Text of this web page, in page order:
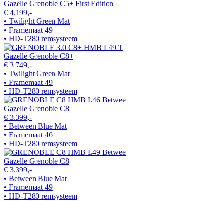
Gazelle Grenoble C5+ First Edition
€ 4.199,-
• Twilight Green Mat
• Framemaat 49
• HD-T280 remsysteem
Gazelle Grenoble C8+
€ 3.749,-
• Twilight Green Mat
• Framemaat 49
• HD-T280 remsysteem
Gazelle Grenoble C8
€ 3.399,-
• Between Blue Mat
• Framemaat 46
• HD-T280 remsysteem
Gazelle Grenoble C8
€ 3.399,-
• Between Blue Mat
• Framemaat 49
• HD-T280 remsysteem